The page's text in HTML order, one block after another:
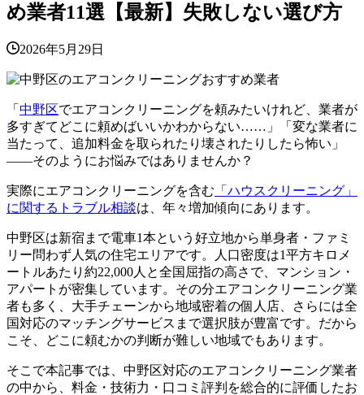
め業者11選【最新】失敗しない選び方
2026年5月29日
「 中野区でエアコンクリーニングを頼みたいけれど、業者が
多すぎてどこに頼めばいいかわからない……」「変な業者に
当たって、追加料金を取られたり壊されたりしたら怖い」
――そのようにお悩みではありませんか？
実際にエアコンクリーニングを含む 「ハウスクリーニング」
に関するトラブル相談は、年々増加傾向にあります。
中野区は新宿まで電車1本という好立地から単身者・ファミ
リー問わず人気の住宅エリアです。人口密度は1平方キロメ
ートルあたり約22,000人と全国屈指の高さで、マンション・
アパートが密集しています。その分エアコンクリーニング業
者も多く、大手チェーンから地域密着の個人店、さらには全
国対応のマッチングサービスまで選択肢が豊富です。だから
こそ、どこに頼むかの判断が難しい地域でもあります。
そこで本記事では、中野区対応のエアコンクリーニング業者
の中から、料金・技術力・口コミ評判を総合的に評価したお